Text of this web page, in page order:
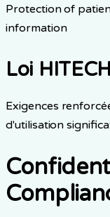
Protection of
information
Loi HITECH
Exigences
d'utilisation